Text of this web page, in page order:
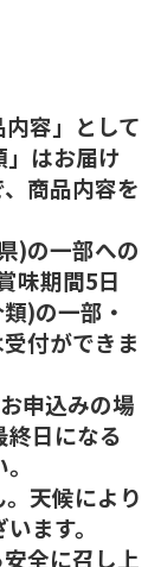
容」として
はお届け
商品内容を
)の一部への
味期間5日
)の一部・
付ができま
申込みの場
日になる
天候により
ます。
全に召し上